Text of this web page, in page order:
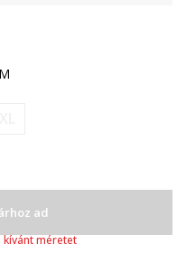
ad
kívánt méretet